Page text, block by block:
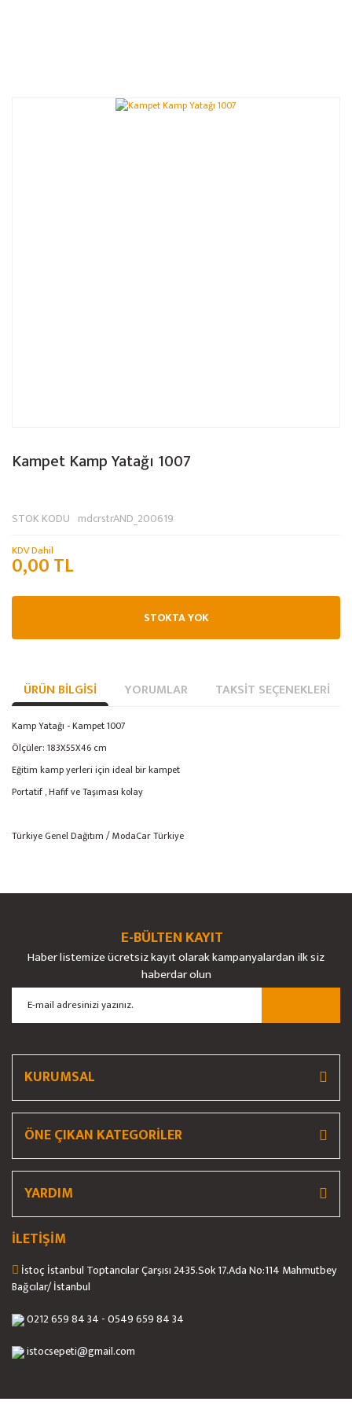
Kampet Kamp Yatağı 1007
STOK KODU mdcrstrAND_200619
KDV Dahil
0,00 TL
STOKTA YOK
ÜRÜN BILGISI YORUMLAR TAKSIT SEÇENEKLERI
Kamp Yatağı - Kampet 1007
Ölçüler: 183X55X46 cm
Eğitim kamp yerleri için ideal bir kampet
Portatif , Hafif ve Taşıması kolay
Türkiye Genel Dağıtım / ModaCar Türkiye
Bu ürüne ilk yorumu siz yapın!
Yorum Yaz
yetersiz gördüğünüz noktaları öneri formunu kullanarak tarafımıza
Ürün resmi kalitesiz, bozuk veya görüntülenemiyor.
Ürün açıklamasında eksik bilgiler bulunuyor.
Ürün bilgilerinde hatalar bulunuyor.
Ürün fiyatı diğer sitelerden daha pahalı.
E-BÜLTEN KAYIT
Haber listemize ücretsiz kayıt olarak kampanyalardan ilk siz
haberdar olun
KURUMSAL
ÖNE ÇIKAN KATEGORİLER
YARDIM
İLETİŞİM
İstoç İstanbul Toptancılar Çarşısı 2435.Sok 17.Ada No:114 Mahmutbey
Bağcılar/ İstanbul
0212 659 84 34 - 0549 659 84 34
istocsepeti@gmail.com